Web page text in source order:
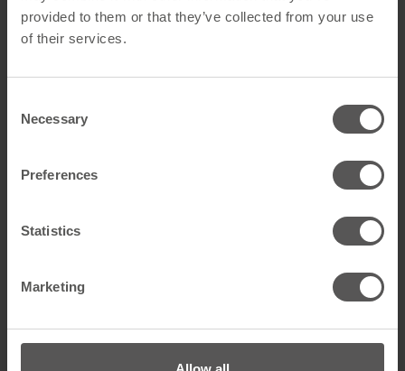
provided to them or that they’ve collected from your use
of their services.
Selection
Necessary
Preferences
Statistics
Marketing
• Hohe Reisebereitschaft innerhalb des Einsatzgebietes
• Professioneller Umgang mit MS-Office, CRM- und weiteren
• Strukturierte und selbständige Arbeitsweise
• Teamfähigkeit, Zuverlässigkeit, Belastbarkeit und
• Unbefristete Festanstellung in Vollzeit